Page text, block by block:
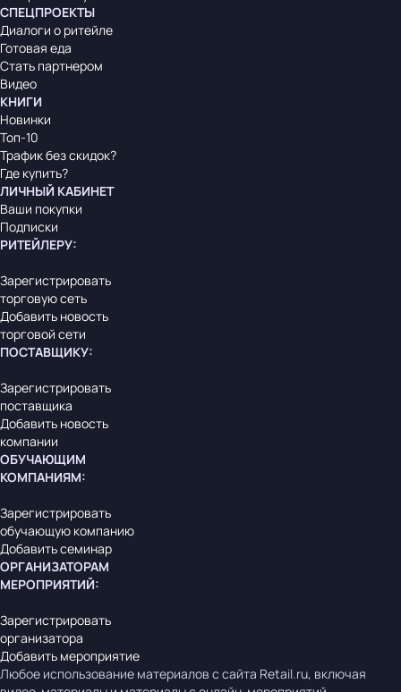
СПЕЦПРОЕКТЫ
Диалоги о ритейле
Готовая еда
Стать партнером
Видео
КНИГИ
Новинки
Топ-10
Трафик без скидок?
Где купить?
ЛИЧНЫЙ КАБИНЕТ
Ваши покупки
Подписки
РИТЕЙЛЕРУ:
Зарегистрировать
торговую сеть
Добавить новость
торговой сети
ПОСТАВЩИКУ:
Зарегистрировать
поставщика
Добавить новость
компании
ОБУЧАЮЩИМ
КОМПАНИЯМ:
Зарегистрировать
обучающую компанию
Добавить семинар
ОРГАНИЗАТОРАМ
МЕРОПРИЯТИЙ:
Зарегистрировать
организатора
Добавить мероприятие
Любое использование материалов с сайта Retail.ru, включая